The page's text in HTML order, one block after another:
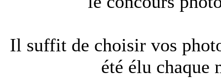
Il suffit de choisir vos
été élu